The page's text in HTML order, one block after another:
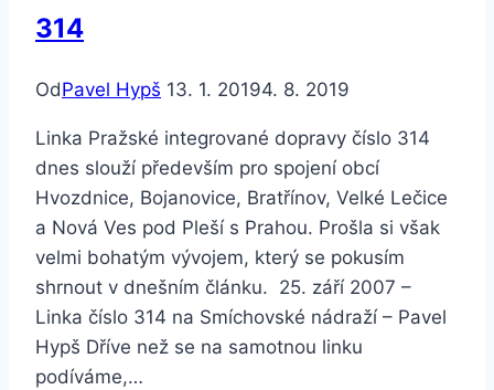
314
OdPavel Hypš 13. 1. 20194. 8. 2019
Linka Pražské integrované dopravy číslo 314
dnes slouží především pro spojení obcí
Hvozdnice, Bojanovice, Bratřínov, Velké Lečice
a Nová Ves pod Pleší s Prahou. Prošla si však
velmi bohatým vývojem, který se pokusím
shrnout v dnešním článku. 25. září 2007 –
Linka číslo 314 na Smíchovské nádraží – Pavel
Hypš Dříve než se na samotnou linku
podíváme,…